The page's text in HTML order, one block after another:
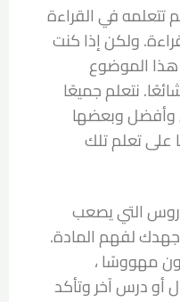
تتعلمه في القراءة
ولكن إذا كنت
الموضوع
نتعلم جميعًا
وبعضها
على تعلم تلك
التي يصعب
لفهم المادة.
مهووسًا ،
أو درس آخر وتأكد